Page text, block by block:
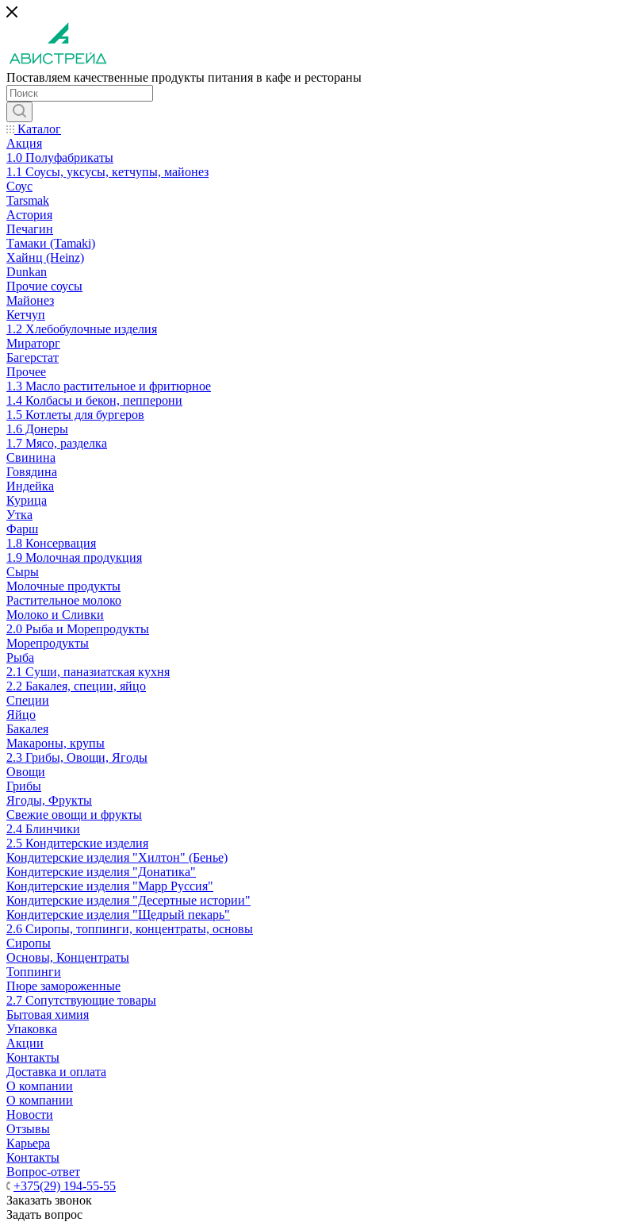
Поставляем качественные продукты питания в кафе и рестораны
Каталог
Акция
1.0 Полуфабрикаты
1.1 Соусы, уксусы, кетчупы, майонез
Соус
Tarsmak
Астория
Печагин
Тамаки (Tamaki)
Хайнц (Heinz)
Dunkan
Прочие соусы
Майонез
Кетчуп
1.2 Хлебобулочные изделия
Мираторг
Багерстат
Прочее
1.3 Масло растительное и фритюрное
1.4 Колбасы и бекон, пепперони
1.5 Котлеты для бургеров
1.6 Донеры
1.7 Мясо, разделка
Свинина
Говядина
Индейка
Курица
Утка
Фарш
1.8 Консервация
1.9 Молочная продукция
Сыры
Молочные продукты
Растительное молоко
Молоко и Сливки
2.0 Рыба и Морепродукты
Морепродукты
Рыба
2.1 Суши, паназиатская кухня
2.2 Бакалея, специи, яйцо
Специи
Яйцо
Бакалея
Макароны, крупы
2.3 Грибы, Овощи, Ягоды
Овощи
Грибы
Ягоды, Фрукты
Свежие овощи и фрукты
2.4 Блинчики
2.5 Кондитерские изделия
Кондитерские изделия "Хилтон" (Бенье)
Кондитерские изделия "Донатика"
Кондитерские изделия "Марр Руссия"
Кондитерские изделия "Десертные истории"
Кондитерские изделия "Щедрый пекарь"
2.6 Сиропы, топпинги, концентраты, основы
Сиропы
Основы, Концентраты
Топпинги
Пюре замороженные
2.7 Сопутствующие товары
Бытовая химия
Упаковка
Акции
Контакты
Доставка и оплата
О компании
О компании
Новости
Отзывы
Карьера
Контакты
Вопрос-ответ
+375(29) 194-55-55
Заказать звонок
Задать вопрос